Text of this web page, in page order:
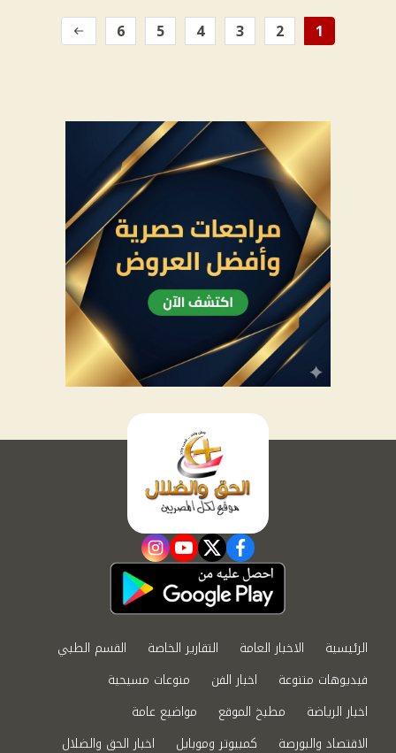
1
2
3
4
5
6
facebook
twitter
youtube
instagram
الرئيسية الاخبار العامة التقارير الخاصة
القسم الطبي
فيديوهات متنوعة
اخبار الفن
منوعات مسيحية
اخبار الرياضة
مطبخ الموقع
مواضيع عامة
الاقتصاد والبورصة
كمبيوتر وموبايل اخبار الحق والضلال